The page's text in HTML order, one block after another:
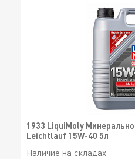
1933 LiquiMoly
Leichtlauf 15W-40 5л
Наличие на складах